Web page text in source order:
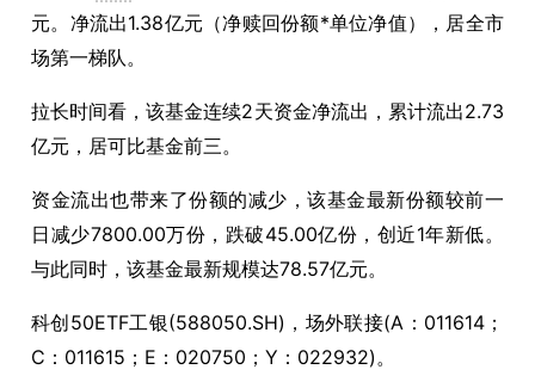
元。净流出1.38亿元（净赎回份额*单位净值），居全市
场第一梯队。
拉长时间看，该基金连续2天资金净流出，累计流出2.73
亿元，居可比基金前三。
资金流出也带来了份额的减少，该基金最新份额较前一
日减少7800.00万份，跌破45.00亿份，创近1年新低。
与此同时，该基金最新规模达78.57亿元。
科创50ETF工银(588050.SH)，场外联接(A：011614；
C：011615；E：020750；Y：022932)。